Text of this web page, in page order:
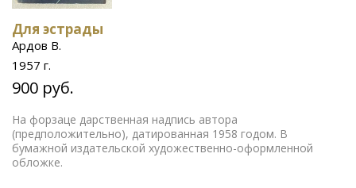
Для эстрады
Ардов В.
1957 г.
900 руб.
На форзаце дарственная надпись автора
(предположительно), датированная 1958 годом. В
бумажной издательской художественно-оформленной
обложке.